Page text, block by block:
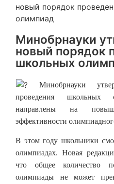
новый порядок
олимпиад
Минобрнауки
новый порядок
школьных
Минобрнауки
проведения школьных
направлены на
эффективности
В этом году школьники
олимпиадах. Новая
что общее количество
олимпиады не может